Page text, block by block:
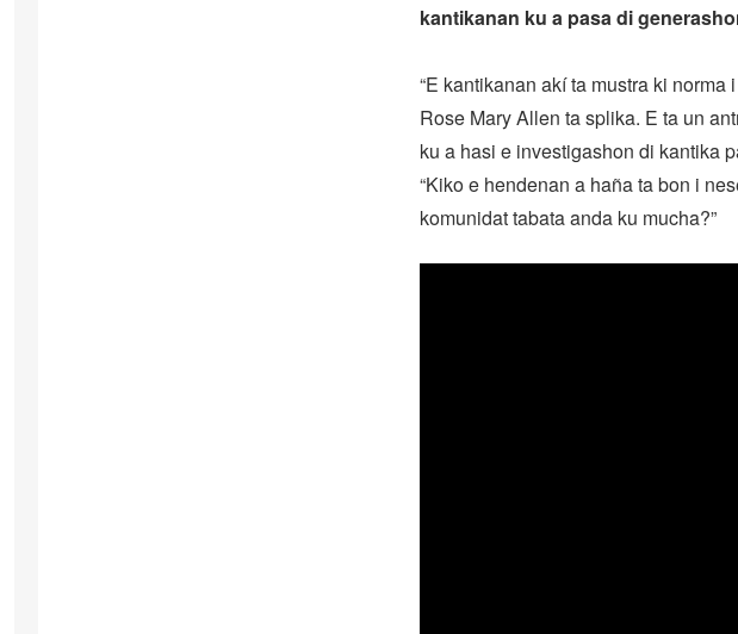
kantikanan ku a pasa di
“E kantikanan akí ta mustra ki norma
Rose Mary Allen ta splika. E ta un
ku a hasi e investigashon di kantika
“Kiko e hendenan a haña ta bon i
komunidat tabata anda ku mucha?”